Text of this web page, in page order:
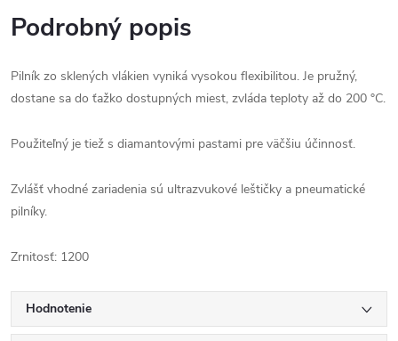
Podrobný popis
Pilník zo sklených vlákien vyniká vysokou flexibilitou. Je pružný,
dostane sa do ťažko dostupných miest, zvláda teploty až do 200 °C.
Použiteľný je tiež s diamantovými pastami pre väčšiu účinnosť.
Zvlášť vhodné zariadenia sú ultrazvukové leštičky a pneumatické
pilníky.
Zrnitosť: 1200
Hodnotenie